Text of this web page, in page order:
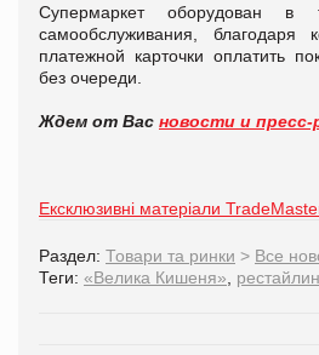
Супермаркет оборудован в
самообслуживания, благодаря
платежной карточки оплатить
без очереди.
Ждем от Вас новости и
Ексклюзивні матеріали
Раздел: Товари та ринки > Все
Теги: «Велика Кишеня»